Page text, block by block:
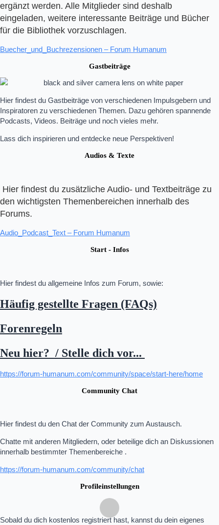
ergänzt werden. Alle Mitglieder sind deshalb
eingeladen, weitere interessante Beiträge und Bücher
für die Bibliothek vorzuschlagen.
Buecher_und_Buchrezensionen – Forum Humanum
Gastbeiträge
Hier findest du Gastbeiträge von verschiedenen Impulsgebern und
Inspiratoren zu verschiedenen Themen. Dazu gehören spannende
Podcasts, Videos. Beiträge und noch vieles mehr.
Lass dich inspirieren und entdecke neue Perspektiven!
Audios & Texte
Hier findest du zusätzliche Audio- und Textbeiträge zu
den wichtigsten Themenbereichen innerhalb des
Forums.
Audio_Podcast_Text – Forum Humanum
Start - Infos
Hier findest du allgemeine Infos zum Forum, sowie:
Häufig gestellte Fragen (FAQs)
Forenregeln
Neu hier? / Stelle dich vor...
https://forum-humanum.com/community/space/start-here/home
Community Chat
Hier findest du den Chat der Community zum Austausch.
Chatte mit anderen Mitgliedern, oder beteilige dich an Diskussionen
innerhalb bestimmter Themenbereiche .
https://forum-humanum.com/community/chat
Profileinstellungen
Sobald du dich kostenlos registriert hast, kannst du dein eigenes